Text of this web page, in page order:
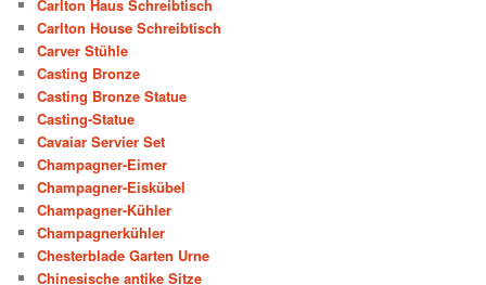
Carlton Haus Schreibtisch
Carlton House Schreibtisch
Carver Stühle
Casting Bronze
Casting Bronze Statue
Casting-Statue
Cavaiar Servier Set
Champagner-Eimer
Champagner-Eiskübel
Champagner-Kühler
Champagnerkühler
Chesterblade Garten Urne
Chinesische antike Sitze